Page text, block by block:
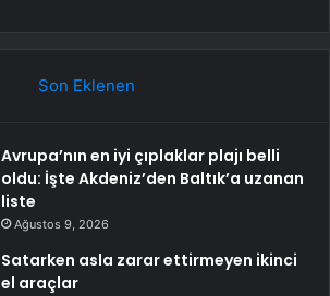
Son Eklenen
Avrupa’nın en iyi çıplaklar plajı belli
oldu: İşte Akdeniz’den Baltık’a uzanan
liste
Ağustos 9, 2026
Satarken asla zarar ettirmeyen ikinci
el araçlar